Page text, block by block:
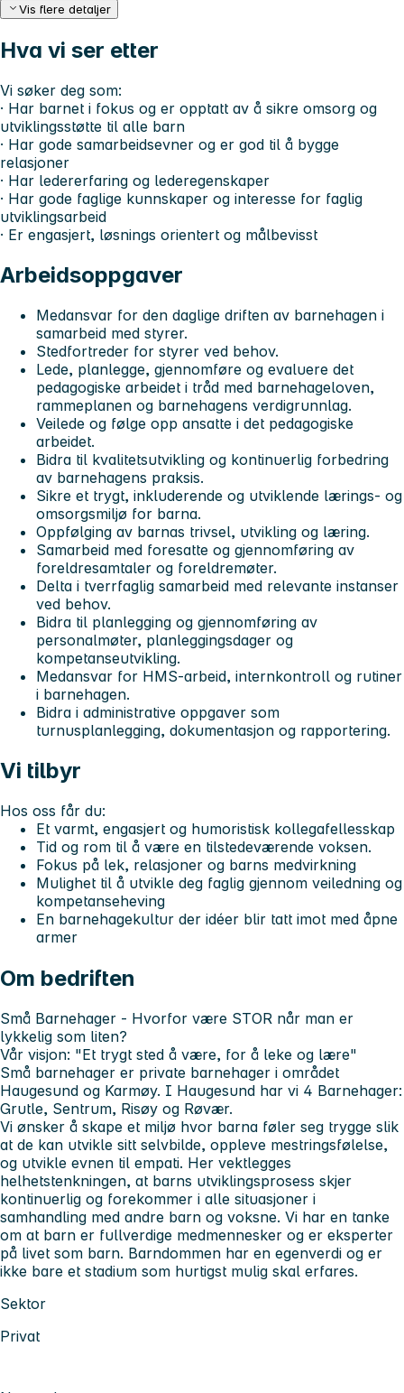
Vis flere detaljer
Hva vi ser etter
Vi søker deg som:
· Har barnet i fokus og er opptatt av å sikre omsorg og
utviklingsstøtte til alle barn
· Har gode samarbeidsevner og er god til å bygge
relasjoner
· Har ledererfaring og lederegenskaper
· Har gode faglige kunnskaper og interesse for faglig
utviklingsarbeid
· Er engasjert, løsnings orientert og målbevisst
Arbeidsoppgaver
Medansvar for den daglige driften av barnehagen i
samarbeid med styrer.
Stedfortreder for styrer ved behov.
Lede, planlegge, gjennomføre og evaluere det
pedagogiske arbeidet i tråd med barnehageloven,
rammeplanen og barnehagens verdigrunnlag.
Veilede og følge opp ansatte i det pedagogiske
arbeidet.
Bidra til kvalitetsutvikling og kontinuerlig forbedring
av barnehagens praksis.
Sikre et trygt, inkluderende og utviklende lærings- og
omsorgsmiljø for barna.
Oppfølging av barnas trivsel, utvikling og læring.
Samarbeid med foresatte og gjennomføring av
foreldresamtaler og foreldremøter.
Delta i tverrfaglig samarbeid med relevante instanser
ved behov.
Bidra til planlegging og gjennomføring av
personalmøter, planleggingsdager og
kompetanseutvikling.
Medansvar for HMS-arbeid, internkontroll og rutiner
i barnehagen.
Bidra i administrative oppgaver som
turnusplanlegging, dokumentasjon og rapportering.
Vi tilbyr
Hos oss får du:
Et varmt, engasjert og humoristisk kollegafellesskap
Tid og rom til å være en tilstedeværende voksen.
Fokus på lek, relasjoner og barns medvirkning
Mulighet til å utvikle deg faglig gjennom veiledning og
kompetanseheving
En barnehagekultur der idéer blir tatt imot med åpne
armer
Om bedriften
Små Barnehager - Hvorfor være STOR når man er
lykkelig som liten?
Vår visjon: "Et trygt sted å være, for å leke og lære"
Små barnehager er private barnehager i området
Haugesund og Karmøy. I Haugesund har vi 4 Barnehager:
Grutle, Sentrum, Risøy og Røvær.
Vi ønsker å skape et miljø hvor barna føler seg trygge slik
at de kan utvikle sitt selvbilde, oppleve mestringsfølelse,
og utvikle evnen til empati. Her vektlegges
helhetstenkningen, at barns utviklingsprosess skjer
kontinuerlig og forekommer i alle situasjoner i
samhandling med andre barn og voksne. Vi har en tanke
om at barn er fullverdige medmennesker og er eksperter
på livet som barn. Barndommen har en egenverdi og er
ikke bare et stadium som hurtigst mulig skal erfares.
Sektor
Privat